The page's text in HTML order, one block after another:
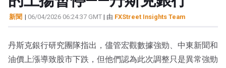
新聞 | 06/04/2026 06:24:37 GMT | 由 FXStreet Insights Team
丹斯克銀行研究團隊指出，儘管宏觀數據強勁、中東新聞和
油價上漲導致股市下跌，但他們認為此次調整只是異常強勁